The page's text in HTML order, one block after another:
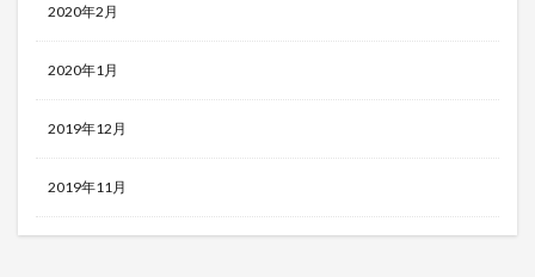
2020年2月
2020年1月
2019年12月
2019年11月